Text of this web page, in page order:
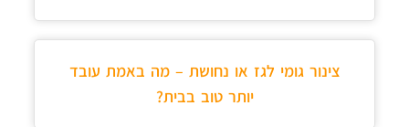
צינור גומי לגז או נחושת – מה באמת עובד
יותר טוב בבית?